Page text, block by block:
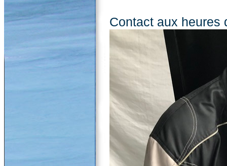
Contact aux heures